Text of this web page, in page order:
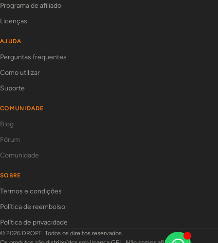
Programa de afiliado
Licenças
AJUDA
Perguntas frequentes
Como utilizar
Suporte
COMUNIDADE
Blog
Fórum
Comunidade
SOBRE
Termos e condições
Política de reembolso
Política de privacidade
© 2026 DROPE. Todos os direitos reservados.